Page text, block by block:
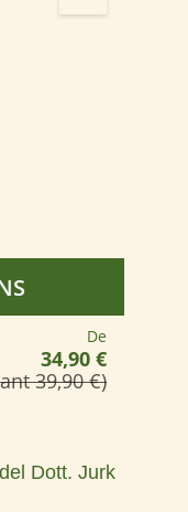
Prix régulier :
De
34,90 €
39,90 €)
Dott. Jurk